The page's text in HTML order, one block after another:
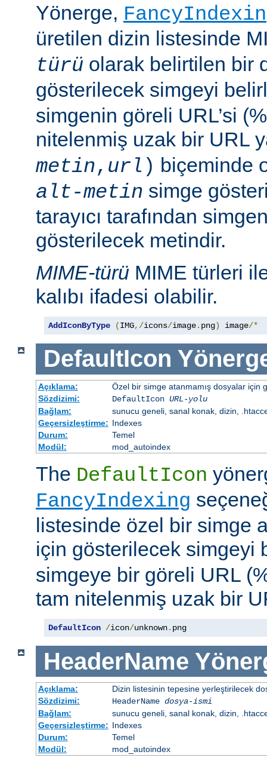
Yönerge,
üretilen dizin listesinde
türü olarak belirtilen bir
gösterilecek simgeyi
simgenin göreli URL’si
nitelenmiş uzak bir URL
metin, url ) biçeminde
alt-metin simge
tarayıcı tarafından
gösterilecek metindir.
MIME-türü MIME türleri
kalıbı ifadesi olabilir.
AddIconByType (IMG,/icons/image. png) image/*
DefaultIcon
Açıklama:
Özel bir simge atanmamış dosyalar için
Sözdizimi:
DefaultIcon URL-yolu
Bağlam:
sunucu geneli, sanal konak, dizin,
Geçersizleştirme: Indexes
Durum:
Temel
Modül:
mod_autoindex
The DefaultIcon
FancyIndexing
listesinde özel bir simge
için gösterilecek simgeyi
simgeye bir göreli URL
tam nitelenmiş uzak bir
DefaultIcon /icon/unknown. png
HeaderName
Açıklama:
Dizin listesinin tepesine yerleştirilecek
Sözdizimi:
HeaderName dosya-ismi
Bağlam:
sunucu geneli, sanal konak, dizin,
Geçersizleştirme: Indexes
Durum:
Temel
Modül:
mod_autoindex